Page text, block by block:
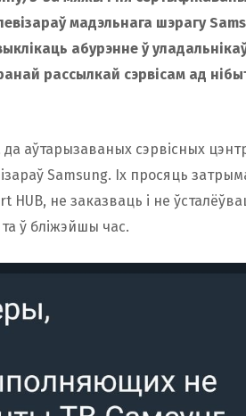
мадэльнага шэрагу
абурэнне ў
рассылкай сэрвісам ад
аўтарызаваных сэрвісных
Samsung. Іх просяць
HUB, не заказваць і не
ў бліжэйшы час.